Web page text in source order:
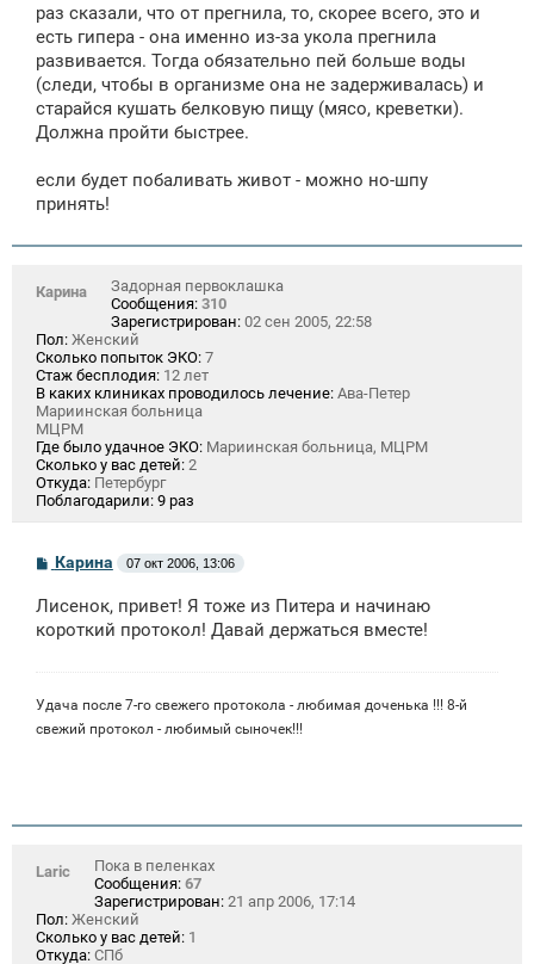
б
щ
н
и
раз сказали, что от прегнила, то, скорее всего, это и
есть гипера - она именно из-за укола прегнила
развивается. Тогда обязательно пей больше воды
(следи, чтобы в организме она не задерживалась) и
старайся кушать белковую пищу (мясо, креветки).
Должна пройти быстрее.
если будет побаливать живот - можно но-шпу
принять!
Карина
Задорная первоклашка
Сообщения: 310
Зарегистрирован: 02 сен 2005, 22:58
Пол: Женский
Сколько попыток ЭКО: 7
Стаж бесплодия: 12 лет
В каких клиниках проводилось лечение: Ава-Петер
Мариинская больница
МЦРМ
Где было удачное ЭКО: Мариинская больница, МЦРМ
Сколько у вас детей: 2
Откуда: Петербург
Поблагодарили: 9 раз
С
о
б
щ
Карина 07 окт 2006, 13:06
Лисенок, привет! Я тоже из Питера и начинаю
короткий протокол! Давай держаться вместе!
Удача после 7-го свежего протокола - любимая доченька !!! 8-й
свежий протокол - любимый сыночек!!!
Laric
Пока в пеленках
Сообщения: 67
Зарегистрирован: 21 апр 2006, 17:14
Пол: Женский
Сколько у вас детей: 1
Откуда: СПб